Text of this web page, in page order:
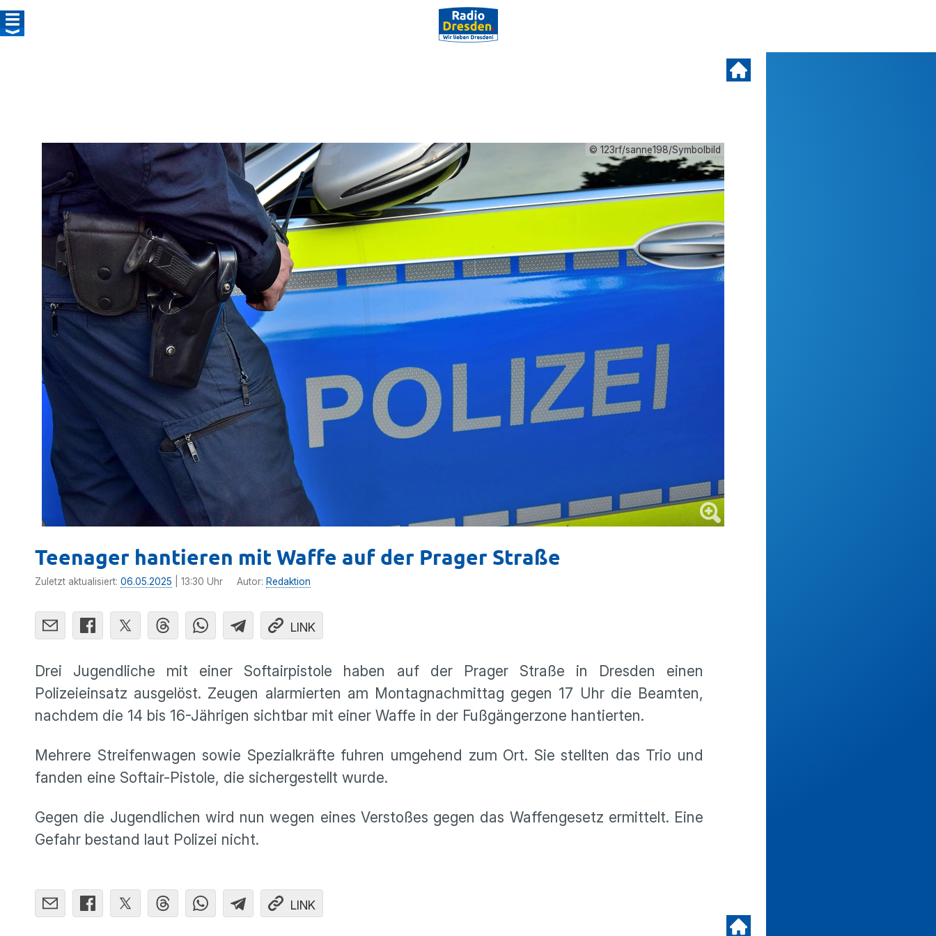
© 123rf/sanne198/Symbolbild
Teenager hantieren mit Waffe auf der Prager Straße
Zuletzt aktualisiert: 06.05.2025 | 13:30 Uhr Autor: Redaktion
LINK
Drei Jugendliche mit einer Softairpistole haben auf der Prager Straße in Dresden einen
Polizeieinsatz ausgelöst. Zeugen alarmierten am Montagnachmittag gegen 17 Uhr die Beamten,
nachdem die 14 bis 16-Jährigen sichtbar mit einer Waffe in der Fußgängerzone hantierten.
Mehrere Streifenwagen sowie Spezialkräfte fuhren umgehend zum Ort. Sie stellten das Trio und
fanden eine Softair-Pistole, die sichergestellt wurde.
Gegen die Jugendlichen wird nun wegen eines Verstoßes gegen das Waffengesetz ermittelt. Eine
Gefahr bestand laut Polizei nicht.
LINK